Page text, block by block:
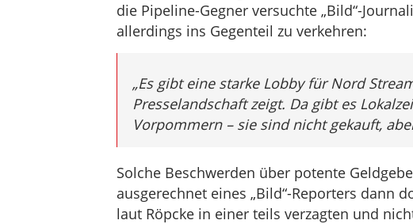
die Pipeline-Gegner versuchte „Bild“-
allerdings ins Gegenteil zu verkehren:
„Es gibt eine starke Lobby für Nord
Presselandschaft zeigt. Da gibt es
Vorpommern – sie sind nicht gekauft,
Solche Beschwerden über potente
ausgerechnet eines „Bild“-Reporters dann
laut Röpcke in einer teils verzagten und